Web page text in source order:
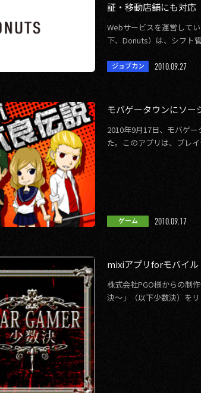
証・移動店舗にも対応
Webサービスを運営して
下、Donuts）は、シフト
ジョブカン 2010.09.27
モバゲータウンにソー
2010年9月17日、モバゲ
た。このアプリは、プレ
ゲーム 2010.09.17
mixiアプリforモバイ
株式会社PGO様からの制
決～」（以下少数決）を